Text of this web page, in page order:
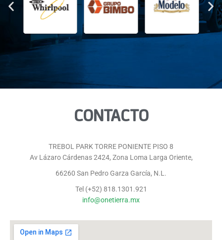
CONTACTO
TREBOL PARK TORRE PONIENTE PISO 8
Av Lázaro Cárdenas 2424, Zona Loma Larga Oriente,
66260 San Pedro Garza García, N.L.
Tel (+52) 818.1301.921
info@onetierra.mx